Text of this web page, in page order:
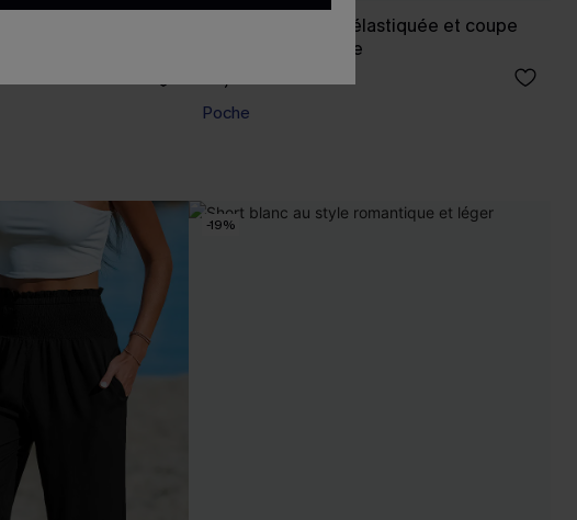
Short rayé à taille élastiquée et coupe
large décontractée
20,00 €
Poche
-19%